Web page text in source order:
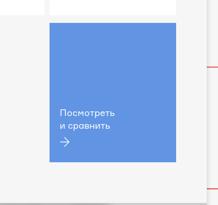
Посмотреть
и сравнить